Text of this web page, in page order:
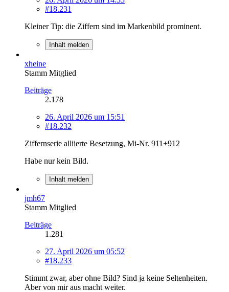
#18.231
Kleiner Tip: die Ziffern sind im Markenbild prominent.
Inhalt melden
xheine
Stamm Mitglied
Beiträge
2.178
26. April 2026 um 15:51
#18.232
Ziffernserie alliierte Besetzung, Mi-Nr. 911+912
Habe nur kein Bild.
Inhalt melden
jmh67
Stamm Mitglied
Beiträge
1.281
27. April 2026 um 05:52
#18.233
Stimmt zwar, aber ohne Bild? Sind ja keine Seltenheiten.
Aber von mir aus macht weiter.